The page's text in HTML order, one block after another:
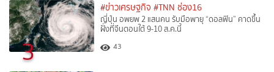
3
#ข่าวเศรษฐกิจ #TNN ช่อง16
ญี่ปุ่น อพยพ 2 แสนคน รับมือพายุ “ดอลฟิน” คาดขึ้น
ฝั่งที่จีนตอนใต้ 9-10 ส.ค.นี้
43